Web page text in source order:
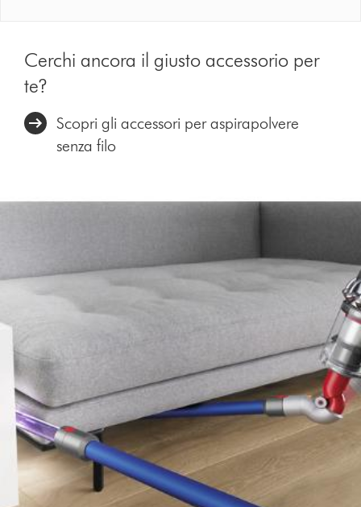
Cerchi ancora il giusto accessorio per
te?
Scopri gli accessori per aspirapolvere
senza filo